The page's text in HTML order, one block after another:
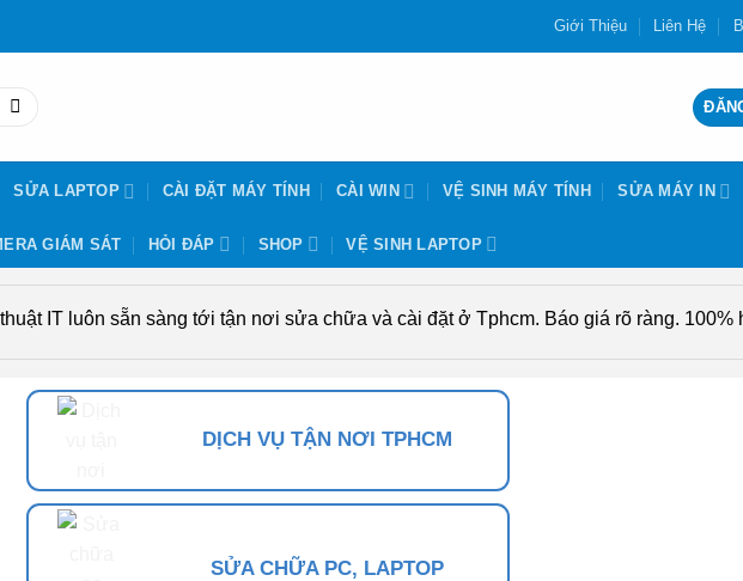
Giới Thiệu Liên Hệ
SỬA LAPTOP CÀI ĐẶT MÁY TÍNH CÀI WIN VỆ SINH MÁY TÍNH SỬA MÁY IN
GIÁM SÁT HỎI ĐÁP SHOP VỆ SINH LAPTOP
IT luôn sẵn sàng tới tận nơi sửa chữa và cài đặt ở Tphcm. Báo giá rõ ràng. 100%
DỊCH VỤ TẬN NƠI TPHCM
SỬA CHỮA PC, LAPTOP